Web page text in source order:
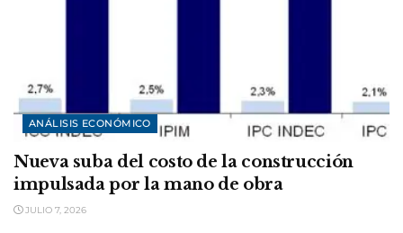
ANÁLISIS ECONÓMICO
Nueva suba del costo de la construcción
impulsada por la mano de obra
JULIO 7, 2026